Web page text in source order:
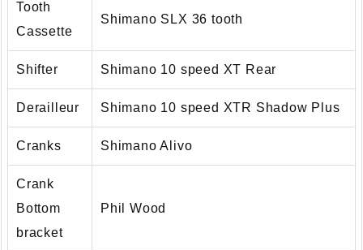
Tooth
Cassette
Shimano SLX 36 tooth
Shifter Shimano 10 speed XT Rear
Derailleur Shimano 10 speed XTR Shadow Plus
Cranks Shimano Alivo
Crank
Bottom
bracket
Phil Wood